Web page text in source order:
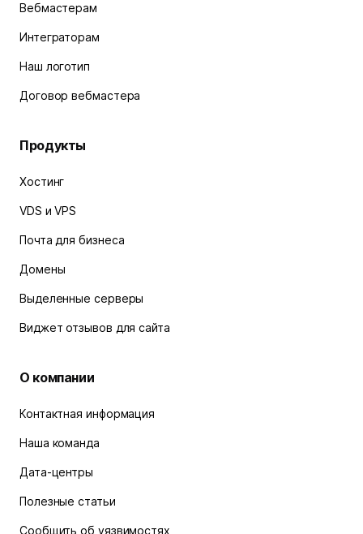
Вебмастерам
Интеграторам
Наш логотип
Договор вебмастера
Продукты
Хостинг
VDS и VPS
Почта для бизнеса
Домены
Выделенные серверы
Виджет отзывов для сайта
О компании
Контактная информация
Наша команда
Дата-центры
Полезные статьи
Сообщить об уязвимостях